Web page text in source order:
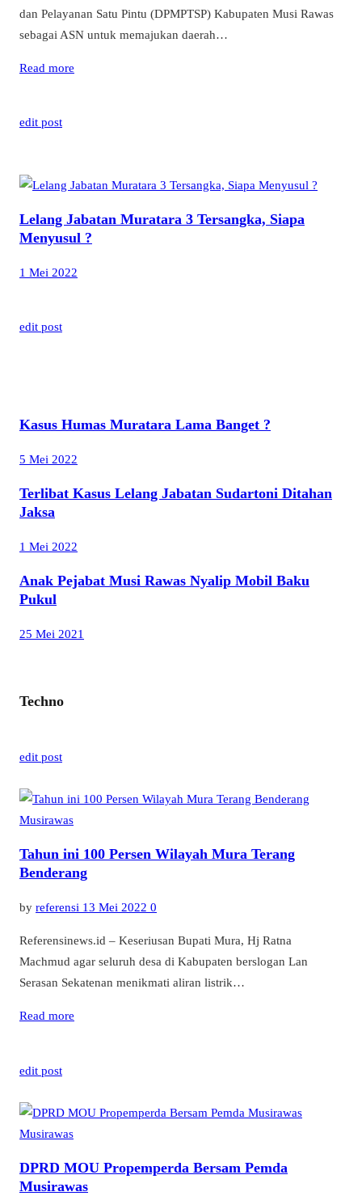
dan Pelayanan Satu Pintu (DPMPTSP) Kabupaten Musi Rawas
sebagai ASN untuk memajukan daerah…
Read more
edit post
Lelang Jabatan Muratara 3 Tersangka, Siapa
Menyusul ?
1 Mei 2022
edit post
Kasus Humas Muratara Lama Banget ?
5 Mei 2022
Terlibat Kasus Lelang Jabatan Sudartoni Ditahan
Jaksa
1 Mei 2022
Anak Pejabat Musi Rawas Nyalip Mobil Baku
Pukul
25 Mei 2021
Techno
edit post
Musirawas
Tahun ini 100 Persen Wilayah Mura Terang
Benderang
by referensi 13 Mei 2022 0
Referensinews.id – Keseriusan Bupati Mura, Hj Ratna
Machmud agar seluruh desa di Kabupaten berslogan Lan
Serasan Sekatenan menikmati aliran listrik…
Read more
edit post
Musirawas
DPRD MOU Propemperda Bersam Pemda
Musirawas